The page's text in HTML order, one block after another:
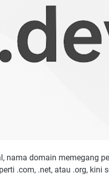
nama domain memegang
.com, .net, atau .org, kini